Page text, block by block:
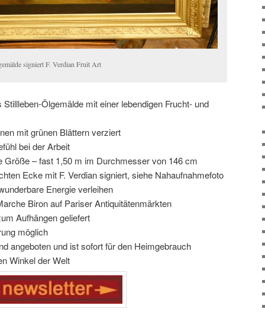
signiert F. Verdian Fruit Art
Ölgemälde mit einer lebendigen Frucht- und
mit grünen Blättern verziert
bei der Arbeit
Größe – fast 1,50 m im Durchmesser von 146 cm
Ecke mit F. Verdian signiert, siehe Nahaufnahmefoto
Energie verleihen
Biron auf Pariser Antiquitätenmärkten
Aufhängen geliefert
möglich
angeboten und ist sofort für den Heimgebrauch
Winkel der Welt